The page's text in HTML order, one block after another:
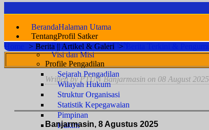
BerandaHalaman Utama
TentangProfil Satker
Pengantar Ketua PTUN
Visi dan Misi
Profile Pengadilan
Sejarah Pengadilan
Wilayah Hukum
Struktur Organisasi
Statistik Kepegawaian
Pimpinan
Hakim
Home > Berita || Artikel & Galeri >
Written by PTUN Banjarmasin on 08 August 2025
Banjarmasin, 8 Agustus 2025